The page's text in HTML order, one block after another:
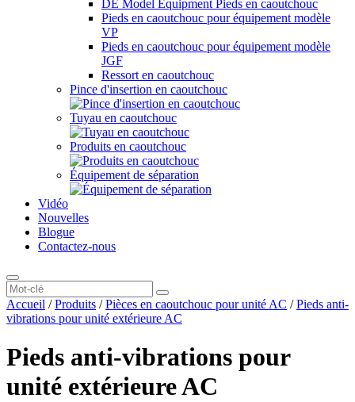
DE Model Equipment Pieds en caoutchouc
Pieds en caoutchouc pour équipement modèle
VP
Pieds en caoutchouc pour équipement modèle
JGF
Ressort en caoutchouc
Pince d'insertion en caoutchouc
Tuyau en caoutchouc
Produits en caoutchouc
Équipement de séparation
Vidéo
Nouvelles
Blogue
Contactez-nous
Accueil /Produits /Pièces en caoutchouc pour unité AC /Pieds anti-
vibrations pour unité extérieure AC
Pieds anti-vibrations pour
unité extérieure AC